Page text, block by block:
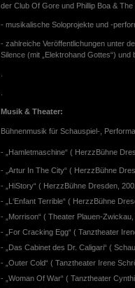
der Club Of Gore und Phillip Boa & The
- musikalische Soloprojekte und -
- zahlreiche Veröffentlichungen unter
Silence (mit „Elektrohand Gottes“) und
Musik & Theater:
Bühnenmusik für Schauspiel-,
- „Hamletmaschine“ ( HerzzBühne
- „Artur In The City“ ( HerzzBühne
- „HiStory“ ( HerzzBühne Dresden,
- „L‘Enfant Terrible“ ( HerzzBühne
- „Morrison“ ( Theater Plauen-
- „For Cracking Egg“ ( Tanztheater
- „Das Cabinet des Dr. Caligari“ (
- „Outer Cold“ ( Tanztheater Irene
- „Woman Of War“ ( Tanztheater